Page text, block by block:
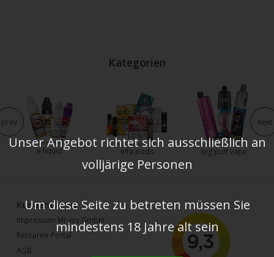
Kategorien
e liquid elfa pods big puff vape
prev next
Kundendienst
Impressum Mr-joy GmbH
Retouren-Portal
AGB
Unser Angebot richtet sich ausschließlich an
volljärige Personen
Um diese Seite zu betreten müssen Sie
mindestens 18 Jahre alt sein